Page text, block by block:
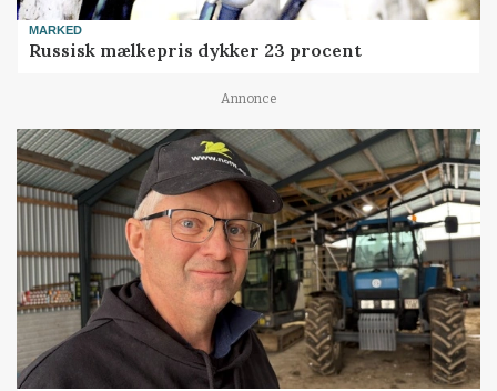
MARKED
Russisk mælkepris dykker 23 procent
Annonce